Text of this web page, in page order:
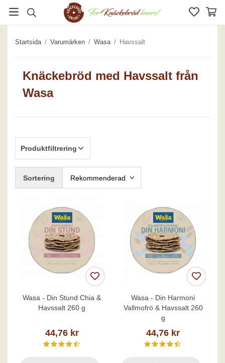
Startsida / Varumärken / Wasa / Havssalt
Knäckebröd med Havssalt från
Wasa
Produktfiltrering
Sortering
Wasa - Din Stund Chia &
Havssalt 260 g
44,76 kr
Wasa - Din Harmoni
Vallmofrö & Havssalt 260
g
44,76 kr